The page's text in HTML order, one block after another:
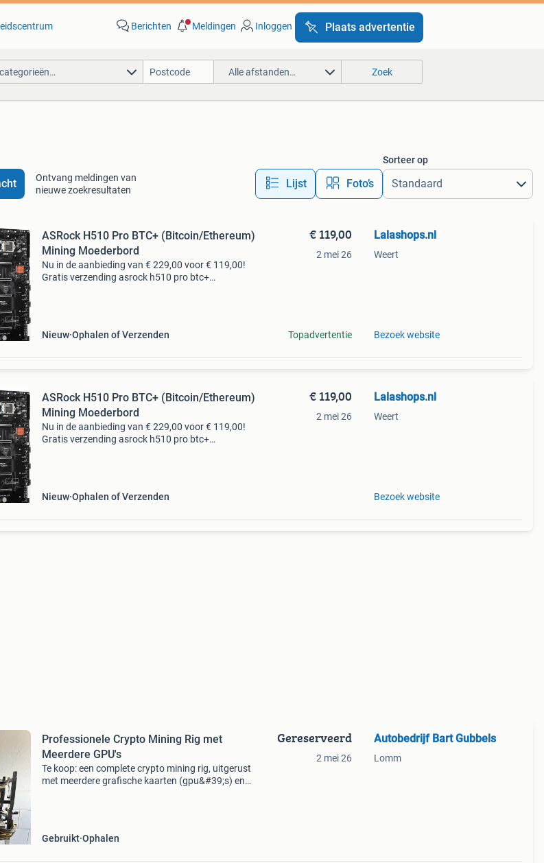
Berichten Meldingen Inloggen Plaats advertentie
Alle afstanden… Zoek
Ontvang meldingen van
nieuwe zoekresultaten
Lijst Foto’s
Sorteer op
ASRock H510 Pro BTC+ (Bitcoin/Ethereum)
Mining Moederbord
Nu in de aanbieding van € 229,00 voor € 119,00!
Gratis verzending asrock h510 pro btc+
Nieuw Ophalen of Verzenden
€ 119,00
2 mei 26
Topadvertentie
Lalashops.nl
Weert
Bezoek website
ASRock H510 Pro BTC+ (Bitcoin/Ethereum)
Mining Moederbord
Nu in de aanbieding van € 229,00 voor € 119,00!
Gratis verzending asrock h510 pro btc+
Nieuw Ophalen of Verzenden
€ 119,00
2 mei 26
Lalashops.nl
Weert
Bezoek website
Professionele Crypto Mining Rig met
Meerdere GPU's
Te koop: een complete crypto mining rig, uitgerust
met meerdere grafische kaarten (gpu&#39;s) en
Gebruikt Ophalen
Gereserveerd
2 mei 26
Autobedrijf Bart Gubbels
Lomm